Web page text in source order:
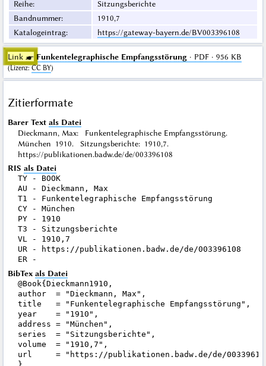
Reihe:
Sitzungsberichte
Bandnummer:
1910,7
Katalogeintrag: https://gateway-bayern.de/BV003396108
Link ☛ Funkentelegraphische Empfangsstörung· PDF · 956 KB
(Lizenz:CC BY)
Zitierformate
Barer Text als Datei
Dieckmann, Max: Funkentelegraphische Empfangsstörung.
München 1910. Sitzungsberichte: 1910,7.
https://publikationen.badw.de/de/003396108
RIS als Datei
TY - BOOK
AU - Dieckmann, Max
T1 - Funkentelegraphische Empfangsstörung
CY - München
PY - 1910
T3 - Sitzungsberichte
VL - 1910,7
UR - https://publikationen.badw.de/de/003396108
BibTex als Datei
@Book{Dieckmann1910,
author  = "Dieckmann, Max",
title   = "Funkentelegraphische Empfangsstörung",
year    = "1910",
address = "München",
series  = "Sitzungsberichte",
volume  = "1910,7",
url     = "https://publikationen.badw.de/de/